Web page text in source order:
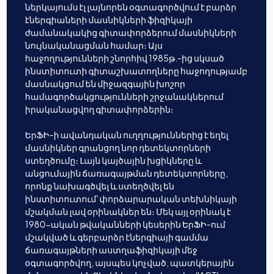
ներկայումս էլ լայնորեն օգտագործվում է բարձր
էներգիաների մասնիկների ֆիզիկայի
ժամանակակից գիտափորձերում մասնիկների
նույնականացման համար։ Այս
հաջողությունների շնորհիվ 1985թ.-ից սկսած
ինստիտուտի գիտաշխատողները հաջողությամբ
մասնակցում են միջազգային խոշոր
համագործակցությունների շրջանակներում
իրականացվող գիտափորձերին։
ԵրՖԻ-ի ավանդական ուղղություններից է եղել
մասնիկներ գրանցող նոր դետեկտորների
ստեղծումը։ Լայն կայծային խցիկները և
անցումային ճառագայթման դետեկտորները,
որոնք նախագծվել և ստեղծվել են
ինստիտուտում՝ փորձարարական տեխնիկայի
մշակման լավ օրինակներ են։ Մեկ այլ օրինակ է
1980-ական թվականների կեսերին ԵրՖԻ-ում
մշակված և գերբարձր էներգիայի գամմա
ճառագայթների աստղաֆիզիկայի մեջ
օգտագործվող, այսպես կոչված, պատկերային